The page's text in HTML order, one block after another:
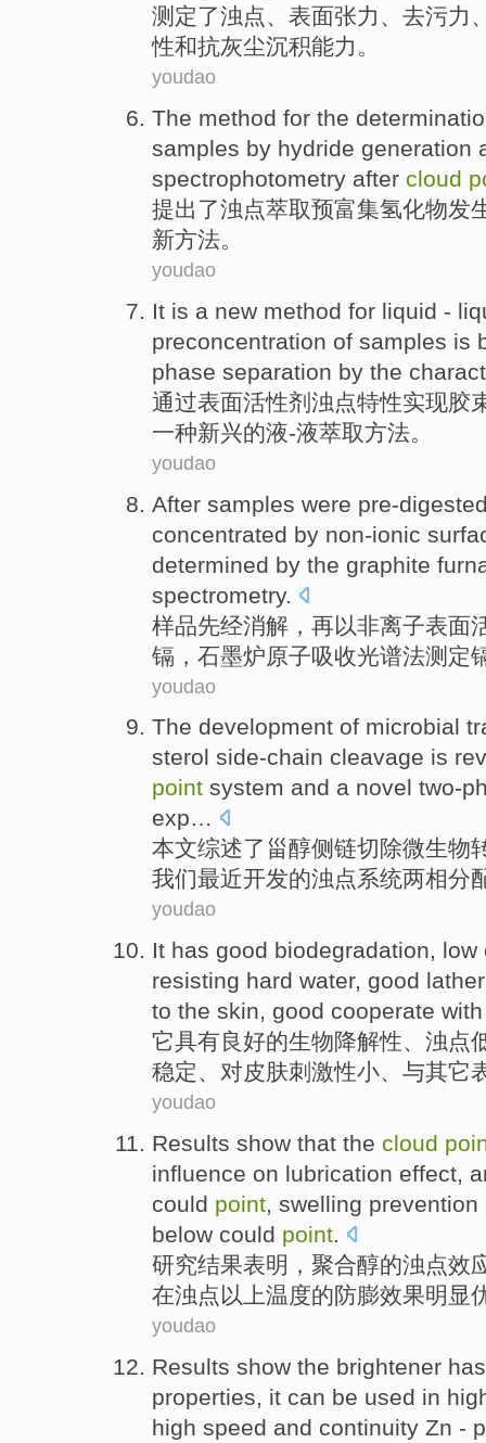
测定了浊点、 表面张力 、去污力
性和抗灰尘沉积能力。
youdao
The method for the
samples by hydride generation
spectrophotometry after cloud
提出了浊点萃取预富集氢化物发
新方法。
youdao
It is a new method for liquid -
preconcentration of samples is
phase separation by the
通过表面活性剂浊点特性实现胶
一种新兴的液-液萃取方法。
youdao
After samples were pre-
concentrated by non-ionic
determined by the graphite
spectrometry.
样品先经消解，再 以非离子表面
镉 ， 石墨炉原子吸收光谱法测定
youdao
The development of microbial
sterol side-chain cleavage is
point system and a novel two-
exp…
本文综述了 甾醇侧链切除微生物
我们最近开发的浊点系统两相分
youdao
It has good biodegradation, low
resisting hard water, good
to the skin, good cooperate with
它具有良好的生物降解性、 浊点
稳定、 对皮肤刺激性小、 与其它
youdao
Results show that the cloud
influence on lubrication effect,
could point, swelling prevention
below could point.
研究结果表明 ， 聚合醇的浊点效
在浊点 以上温度的防膨效果明显
youdao
Results show the brightener has
properties, it can be used in
high speed and continuity Zn -